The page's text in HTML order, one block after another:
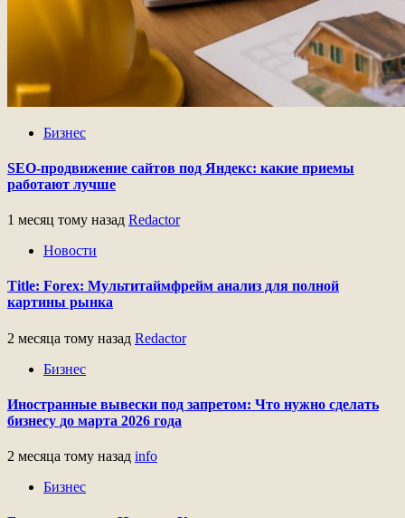
Бизнес
SEO-продвижение сайтов под Яндекс: какие приемы
работают лучше
1 месяц тому назад Redactor
Новости
Title: Forex: Мультитаймфрейм анализ для полной
картины рынка
2 месяца тому назад Redactor
Бизнес
Иностранные вывески под запретом: Что нужно сделать
бизнесу до марта 2026 года
2 месяца тому назад info
Бизнес